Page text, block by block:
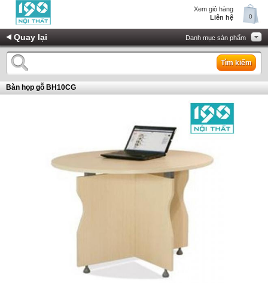
Xem giỏ hàng
Liên hệ
0
Quay lại Danh mục sản phẩm
Tìm kiếm
Bàn họp gỗ BH10CG